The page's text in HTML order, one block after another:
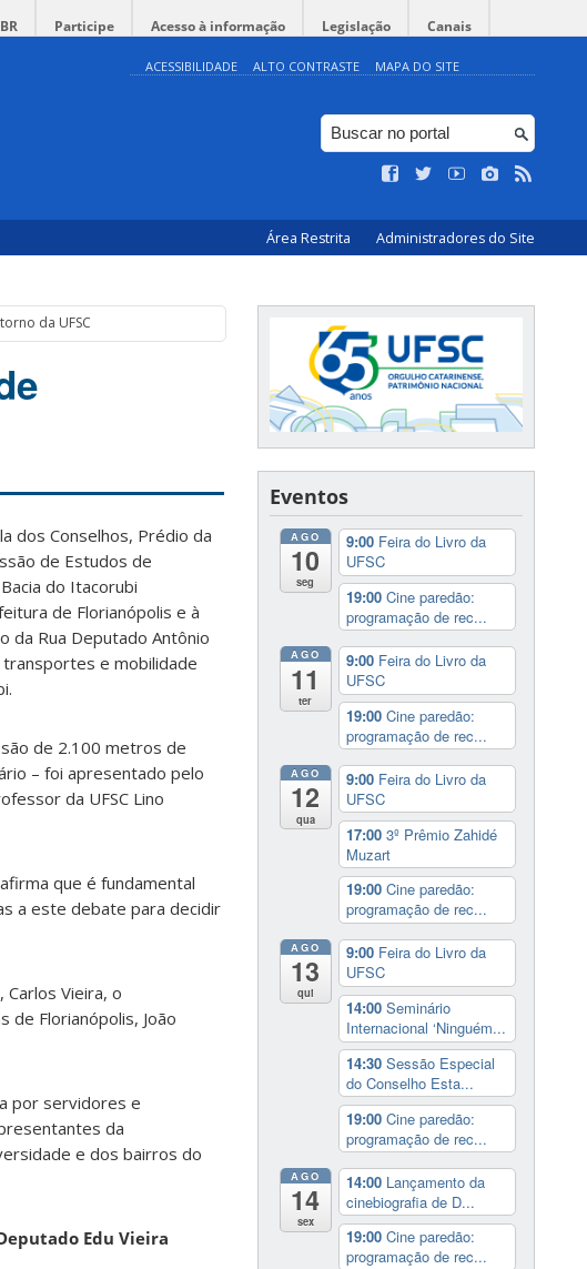
Participe Acesso à informação Legislação Canais
ACESSIBILIDADE ALTO CONTRASTE MAPA DO SITE
Área Restrita Administradores do Site
da UFSC
dos Conselhos, Prédio da
de Estudos de
do Itacorubi
de Florianópolis e à
da Rua Deputado Antônio
e mobilidade
de 2.100 metros de
– foi apresentado pelo
da UFSC Lino
que é fundamental
a este debate para decidir
Vieira, o
de Florianópolis, João
por servidores e
da
e dos bairros do
Edu Vieira
Eventos
AGO
10
seg
9:00 Feira do Livro da
UFSC
19:00 Cine paredão:
programação de rec...
AGO
11
ter
9:00 Feira do Livro da
UFSC
19:00 Cine paredão:
programação de rec...
AGO
12
qua
9:00 Feira do Livro da
UFSC
17:00 3º Prêmio Zahidé
Muzart
19:00 Cine paredão:
programação de rec...
AGO
13
qui
9:00 Feira do Livro da
UFSC
14:00 Seminário
Internacional ‘Ninguém...
14:30 Sessão Especial
do Conselho Esta...
19:00 Cine paredão:
programação de rec...
AGO
14
sex
14:00 Lançamento da
cinebiografia de D...
19:00 Cine paredão:
programação de rec...